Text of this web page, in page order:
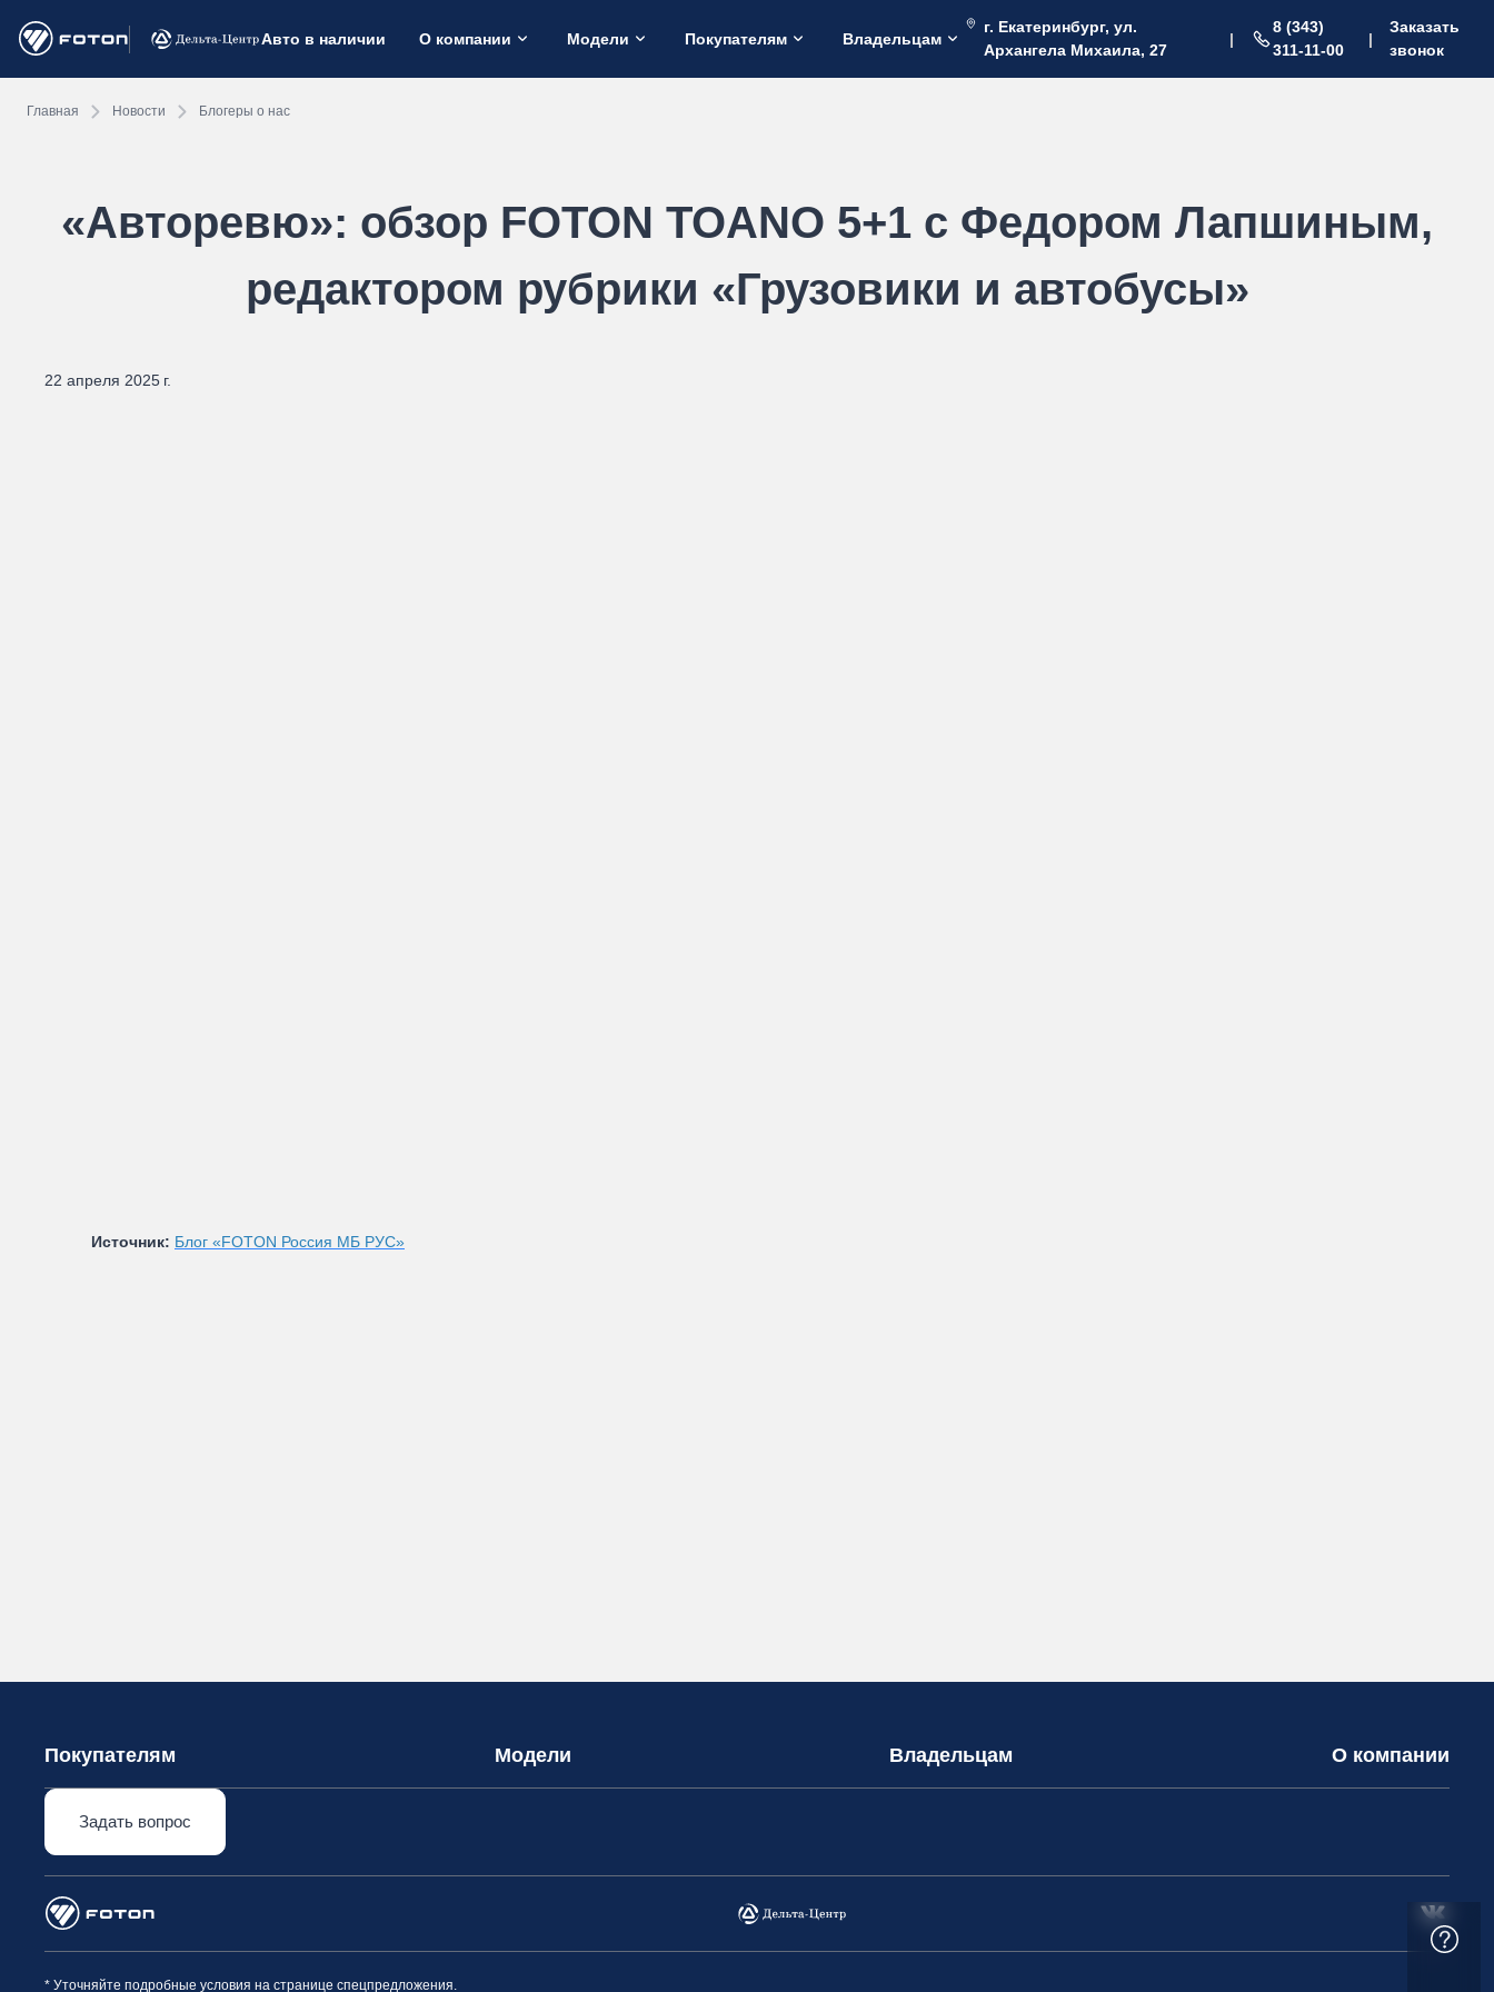
Авто в наличии О компании Модели Покупателям Владельцам
г. Екатеринбург, ул.
Архангела Михаила, 27
|
8 (343)
311-11-00
|
Заказать
звонок
Главная Новости Блогеры о нас
«Авторевю»: обзор FOTON TOANO 5+1 с Федором Лапшиным,
редактором рубрики «Грузовики и автобусы»
22 апреля 2025 г.
Источник: Блог «FOTON Россия МБ РУС»
Покупателям Модели Владельцам О компании
Задать вопрос
* Уточняйте подробные условия на странице спецпредложения.